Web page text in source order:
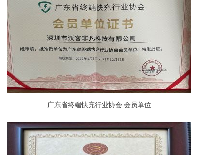
广东省终端快充行业协会 会员单位